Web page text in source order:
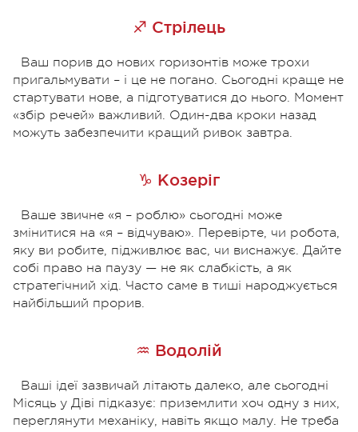
♐ Стрілець
Ваш порив до нових горизонтів може трохи
пригальмувати – і це не погано. Сьогодні краще не
стартувати нове, а підготуватися до нього. Момент
«збір речей» важливий. Один-два кроки назад
можуть забезпечити кращий ривок завтра.
♑ Козеріг
Ваше звичне «я – роблю» сьогодні може
змінитися на «я – відчуваю». Перевірте, чи робота,
яку ви робите, підживлює вас, чи виснажує. Дайте
собі право на паузу — не як слабкість, а як
стратегічний хід. Часто саме в тиші народжується
найбільший прорив.
♒ Водолій
Ваші ідеї зазвичай літають далеко, але сьогодні
Місяць у Діві підказує: приземлити хоч одну з них,
переглянути механіку, навіть якщо малу. Не треба